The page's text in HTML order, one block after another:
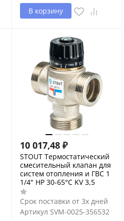
В корзину
10 017,48 ₽
STOUT Термостатический
смесительный клапан для
систем отопления и ГВС 1
1/4" НР 30-65°С KV 3,5
Срок поставки от 3х дней
Артикул SVM-0025-356532